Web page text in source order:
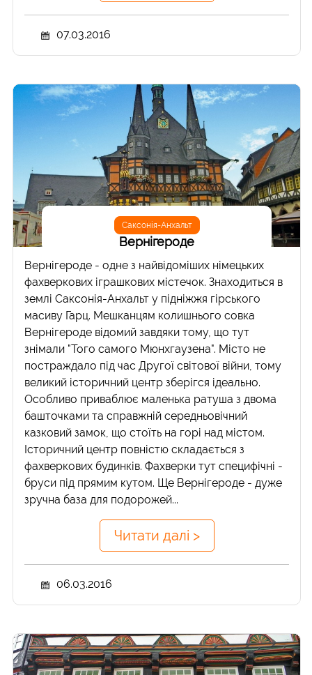
07.03.2016
Саксонія-Анхальт
Вернігероде
Вернігероде - одне з найвідоміших німецьких
фахверкових іграшкових містечок. Знаходиться в
землі Саксонія-Анхальт у підніжжя гірського
масиву Гарц. Мешканцям колишнього совка
Вернігероде відомий завдяки тому, що тут
знімали "Того самого Мюнхгаузена". Місто не
постраждало під час Другої світової війни, тому
великий історичний центр зберігся ідеально.
Особливо приваблює маленька ратуша з двома
башточками та справжній середньовічний
казковий замок, що стоїть на горі над містом.
Історичний центр повністю складається з
фахверкових будинків. Фахверки тут специфічні -
бруси під прямим кутом. Ще Вернігероде - дуже
зручна база для подорожей...
Читати далі >
06.03.2016